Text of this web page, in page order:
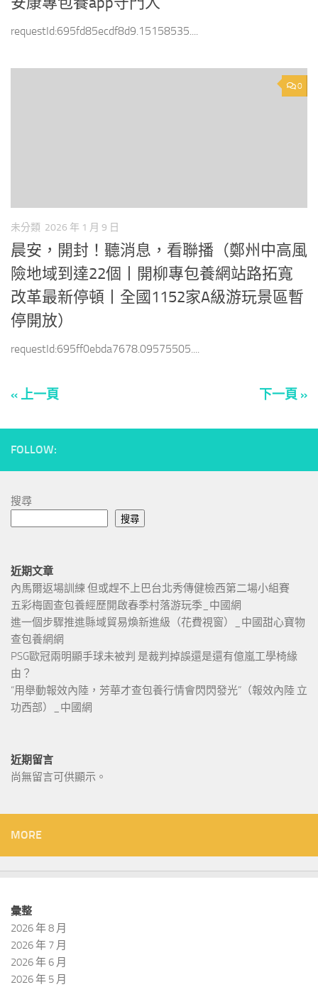
requestId:695fd85ecdf8d9.15158535....
0
未分類 2026 年 1 月 9 日
晨安，開封！聽消息，看聯播（鄭州中高風
險地域到達22個丨開柳專包養網站路拓寬
改革最新停頓丨全國1152家A級游玩景區暫
停開放）
requestId:695ff0ebda7678.09575505....
« 上一頁 下一頁 »
FOLLOW:
搜尋
搜尋
近期文章
內馬爾返場訓練 但或趕不上巴台北秀傳健檢西第二場小組賽
五彩梅園查包養經歷開啟春季村落游玩季_中國網
進一個步驟推進縣域貿易煥新進級（花費視窗）_中國甜心寶物
查包養網網
PSG歐冠兩明顯手球未被判 是裁判掉誤還是還有億嵐工學椅緣
由？
“用舉動報效內陸，芳華才查包養行情會閃閃發光”（報效內陸 立
功西部）_中國網
近期留言
尚無留言可供顯示。
MORE
彙整
2026 年 8 月
2026 年 7 月
2026 年 6 月
2026 年 5 月